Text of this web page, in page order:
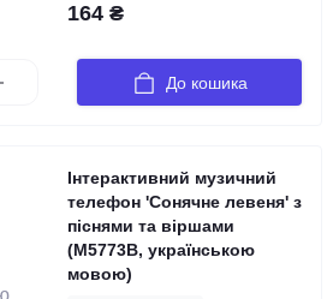
164 ₴
До кошика
Інтерактивний музичний
телефон 'Сонячне левеня' з
піснями та віршами
(M5773В, українською
мовою)